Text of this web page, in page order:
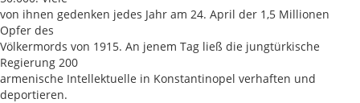
von ihnen gedenken jedes Jahr am 24. April der 1,5 Millionen
Opfer des
Völkermords von 1915. An jenem Tag ließ die jungtürkische
Regierung 200
armenische Intellektuelle in Konstantinopel verhaften und
deportieren.